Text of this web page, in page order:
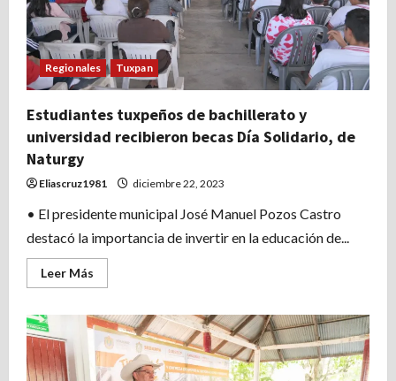
Regionales Tuxpan
Estudiantes tuxpeños de bachillerato y
universidad recibieron becas Día Solidario, de
Naturgy
Eliascruz1981 diciembre 22, 2023
• El presidente municipal José Manuel Pozos Castro
destacó la importancia de invertir en la educación de...
Leer Más
más
Estudiantes
tuxpeños
de
bachillerato
y